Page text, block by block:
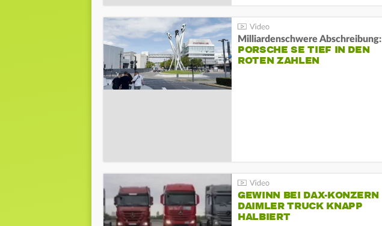
Milliardenschwere Abschreibung:
PORSCHE SE TIEF IN DEN
ROTEN ZAHLEN
GEWINN BEI DAX-KONZERN
DAIMLER TRUCK KNAPP
HALBIERT